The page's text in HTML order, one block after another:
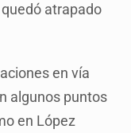
atrapado
en vía
algunos puntos
en López